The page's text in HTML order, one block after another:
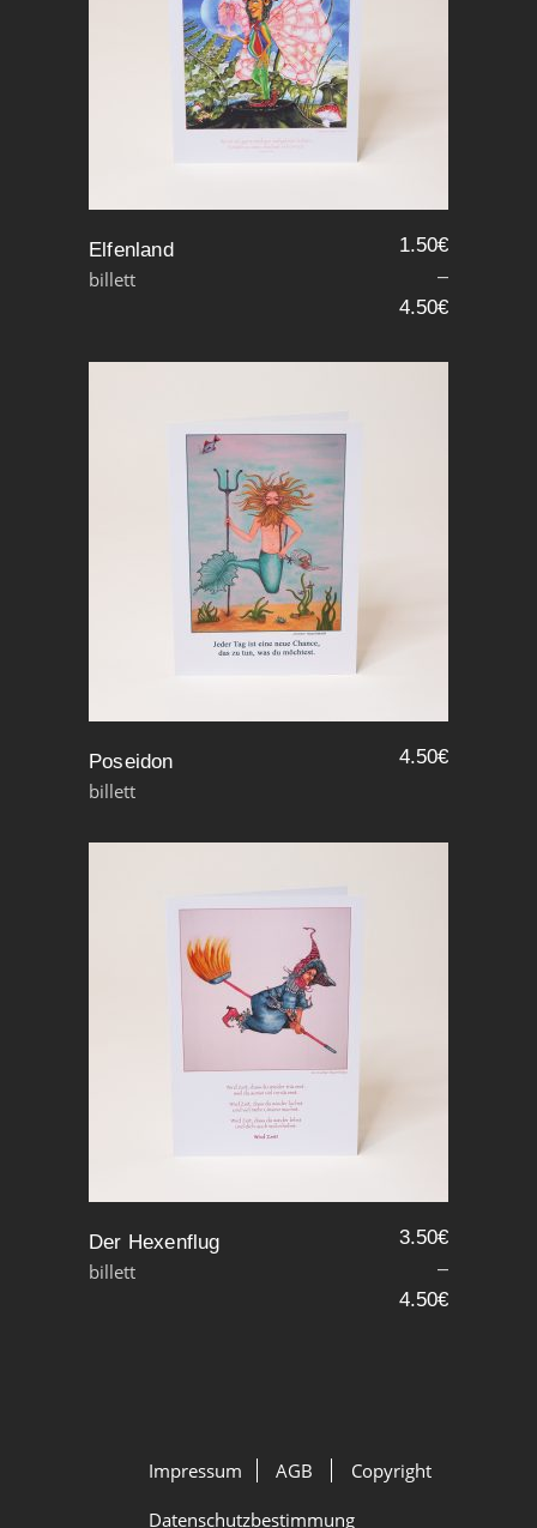
Elfenland 1.50€
–
4.50€
billett
Poseidon 4.50€
billett
Der Hexenflug 3.50€
–
4.50€
billett
Impressum AGB Copyright
Datenschutzbestimmung